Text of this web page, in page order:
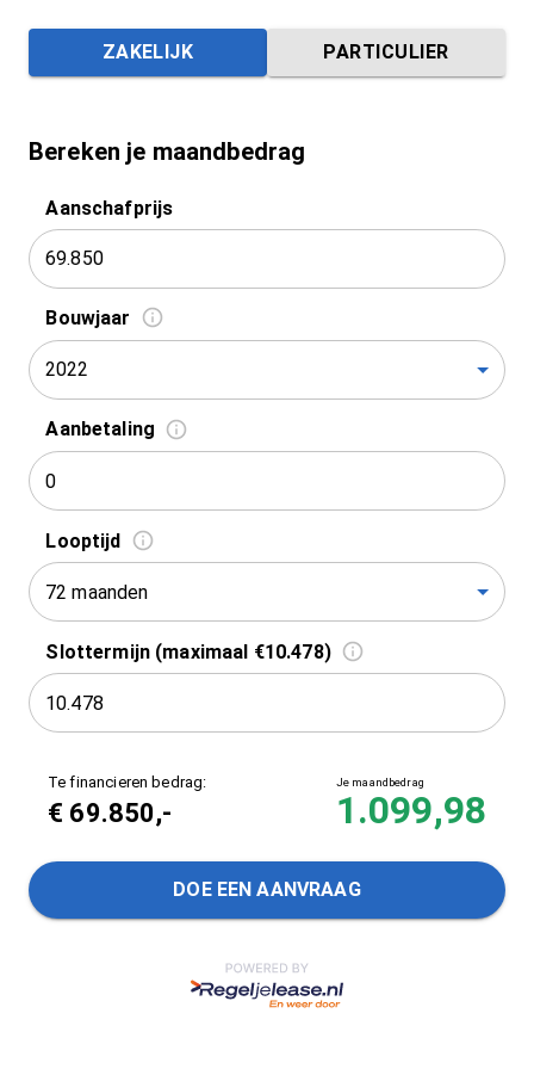
ZAKELIJK PARTICULIER
Bereken je maandbedrag
Aanschafprijs
Bouwjaar
2022
Aanbetaling
Looptijd
72 maanden
Slottermijn (maximaal €10.478)
Te financieren bedrag:
€ 69.850,-
Je maandbedrag
1.099,98
DOE EEN AANVRAAG